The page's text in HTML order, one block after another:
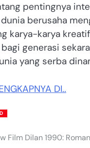
pentingnya
berusaha
karya-karya
generasi
yang serba
DI..
Film Dilan 1990: